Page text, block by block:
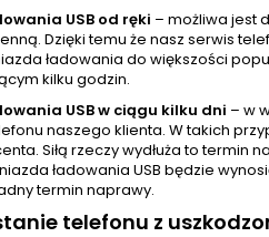
USB od ręki – możliwa jest
Dzięki temu że nasz serwis
ładowania do większości
kilku godzin.
USB w ciągu kilku dni – w
naszego klienta. W takich
Siłą rzeczy wydłuża to termin
ładowania USB będzie
termin naprawy.
telefonu z